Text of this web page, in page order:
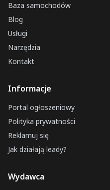
Baza samochodów
Blog
Usługi
Narzędzia
Kontakt
Informacje
Portal ogłoszeniowy
Polityka prywatności
Reklamuj się
Jak działają leady?
Wydawca